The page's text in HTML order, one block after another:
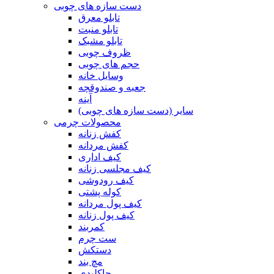
دست سازه های چوبی
تابلو معرق
تابلو منبت
تابلو مشبک
ظروف چوبی
حجم های چوبی
وسایل خانه
جعبه و صندوقچه
آینه
سایر (دست سازه های چوبی)
محصولات چرمی
کفش زنانه
کفش مردانه
کیف اداری
کیف مجلسی زنانه
کیف رودوشی
کوله پشتی
کیف پول مردانه
کیف پول زنانه
کمربند
ست چرم
دستکش
مچ بند